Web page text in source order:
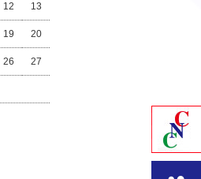
12 13
19 20
26 27